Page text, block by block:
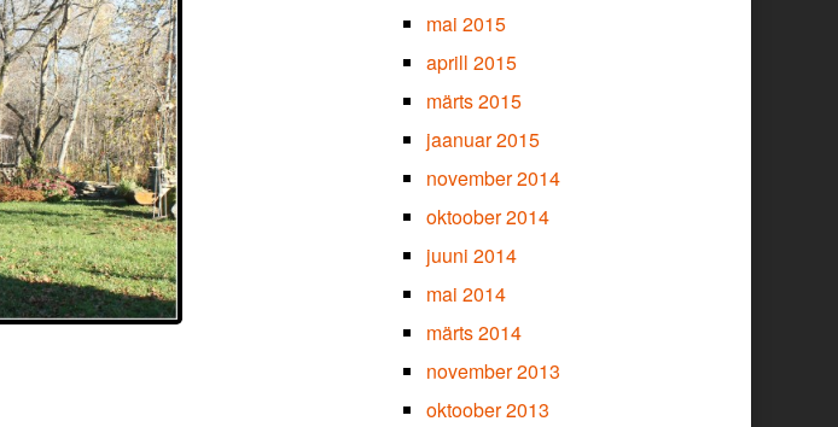
mai 2015
aprill 2015
märts 2015
jaanuar 2015
november 2014
oktoober 2014
juuni 2014
mai 2014
märts 2014
november 2013
oktoober 2013